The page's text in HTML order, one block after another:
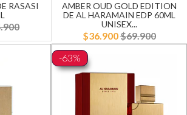
RASASI
AMBER OUD GOLD EDITION
DE AL HARAMAIN EDP 60ML
UNISEX...
$36.900$69.900
-63%